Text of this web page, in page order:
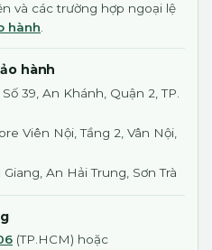
và các trường hợp ngoại lệ
hành
hành
39, An Khánh, Quận 2, TP.
Viên Nội, Tầng 2, Vân Nội,
An Hải Trung, Sơn Trà
(TP.HCM) hoặc